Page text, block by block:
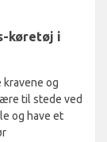
køretøj i
og
til stede ved
og have et